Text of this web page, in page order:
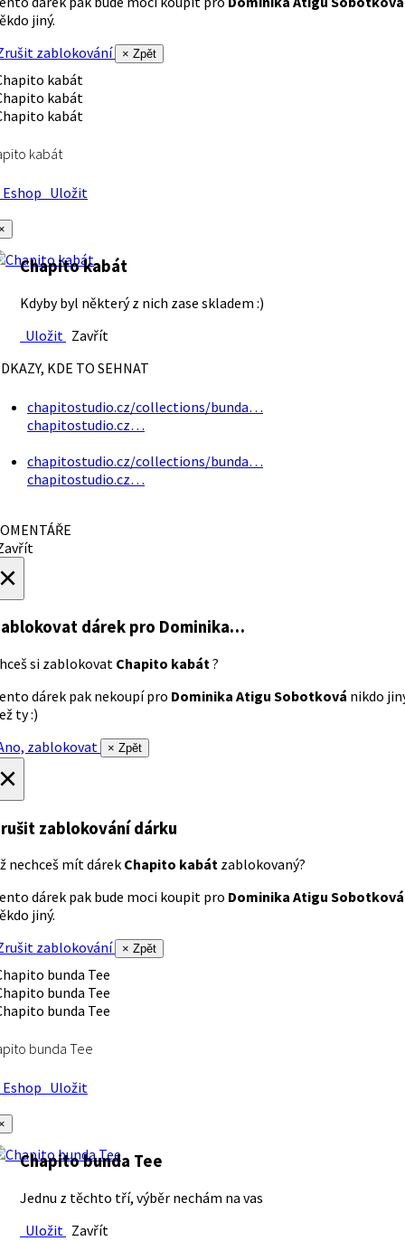
jiný.
zablokování
× Zpět
kabát
Uložit
Chapito kabát
Kdyby byl některý z nich zase skladem :)
Uložit Zavřít
KDE TO SEHNAT
chapitostudio.cz/collections/bunda…
chapitostudio.cz…
chapitostudio.cz/collections/bunda…
chapitostudio.cz…
dárek pro Dominika…
si zablokovat Chapito kabát ?
dárek pak nekoupí pro Dominika Atigu Sobotková nikdo
ty :)
zablokovat
× Zpět
zablokování dárku
nechceš mít dárek Chapito kabát zablokovaný?
dárek pak bude moci koupit pro Dominika Atigu Sobotková
jiný.
zablokování
× Zpět
bunda Tee
Uložit
Chapito bunda Tee
Jednu z těchto tří, výběr nechám na vas
Uložit Zavřít